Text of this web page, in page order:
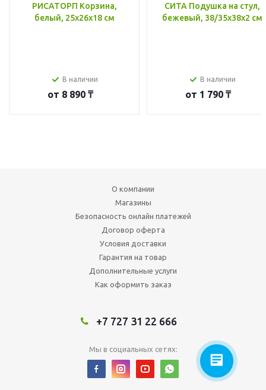
РИСАТОРП Корзина,
белый, 25x26x18 см
В наличии
от 8 890 ₸
СИТА Подушка на стул,
бежевый, 38/35x38x2 см
В наличии
от 1 790 ₸
О компании
Магазины
Безопасность онлайн платежей
Договор оферта
Условия доставки
Гарантия на товар
Дополнительные услуги
Как оформить заказ
+7 727 31 22 666
Мы в социальных сетях: